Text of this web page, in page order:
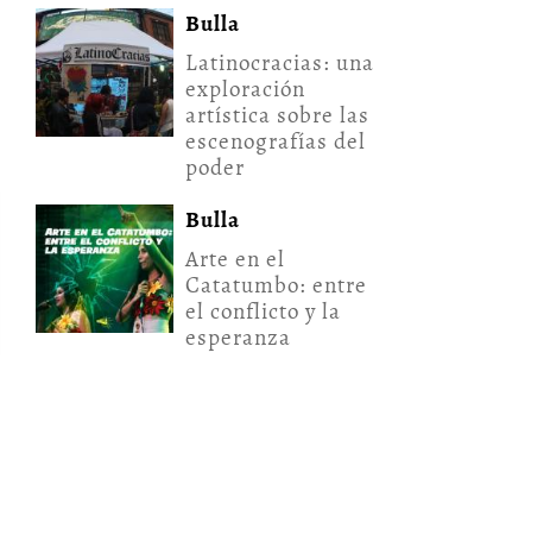
Bulla
Latinocracias: una
exploración
artística sobre las
escenografías del
poder
Bulla
Arte en el
Catatumbo: entre
el conflicto y la
esperanza